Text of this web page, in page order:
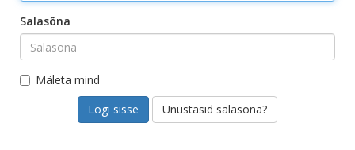
Salasõna
Mäleta mind
Unustasid salasõna?